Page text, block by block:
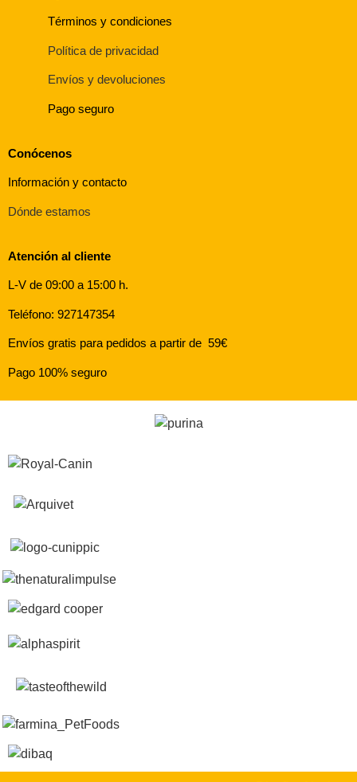
Términos y condiciones
Política de privacidad
Envíos y devoluciones
Pago seguro
Conócenos
Información y contacto
Dónde estamos
Atención al cliente
L-V de 09:00 a 15:00 h.
Teléfono: 927147354
Envíos gratis para pedidos a partir de 59€
Pago 100% seguro